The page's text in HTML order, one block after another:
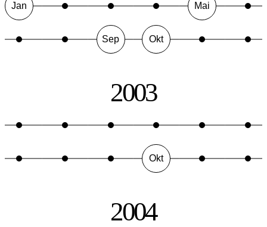
Jan Mai
Sep Okt
2003
Okt
2004